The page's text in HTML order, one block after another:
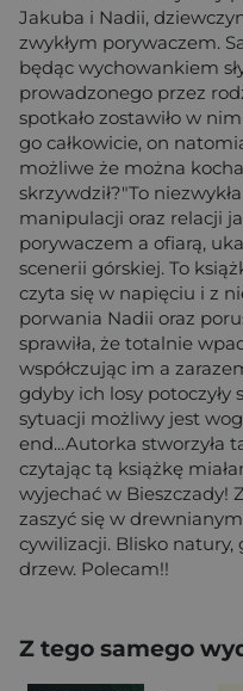
Jakuba i Nadii,
zwykłym porywaczem.
będąc wychowankiem
prowadzonego przez
spotkało zostawiło w
go całkowicie, on
możliwe że można
skrzywdził?"To
manipulacji oraz relacji
porywaczem a ofiarą,
scenerii górskiej. To
czyta się w napięciu i z
porwania Nadii oraz
sprawiła, że totalnie
współczując im a
gdyby ich losy potoczyły
sytuacji możliwy jest
end...Autorka stworzyła
czytając tą książkę
wyjechać w Bieszczady!
zaszyć się w
cywilizacji. Blisko
drzew. Polecam!!
Z tego samego